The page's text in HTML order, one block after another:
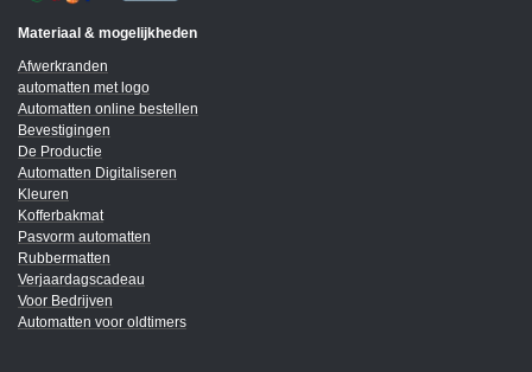
Materiaal & mogelijkheden
Afwerkranden
automatten met logo
Automatten online bestellen
Bevestigingen
De Productie
Automatten Digitaliseren
Kleuren
Kofferbakmat
Pasvorm automatten
Rubbermatten
Verjaardagscadeau
Voor Bedrijven
Automatten voor oldtimers